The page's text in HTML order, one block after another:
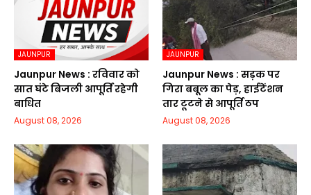
JAUNPUR
Jaunpur News : रविवार को
सात घंटे बिजली आपूर्ति रहेगी
बाधित
August 08, 2026
JAUNPUR
Jaunpur News : सड़क पर
गिरा बबूल का पेड़, हाईटेंशन
तार टूटने से आपूर्ति ठप
August 08, 2026